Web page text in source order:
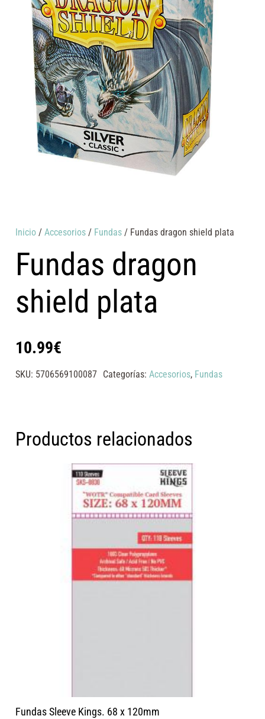
Inicio /Accesorios / Fundas / Fundas dragon shield plata
Fundas dragon
shield plata
10.99€
SKU: 5706569100087 Categorías: Accesorios, Fundas
Productos relacionados
Fundas Sleeve Kings. 68 x 120mm